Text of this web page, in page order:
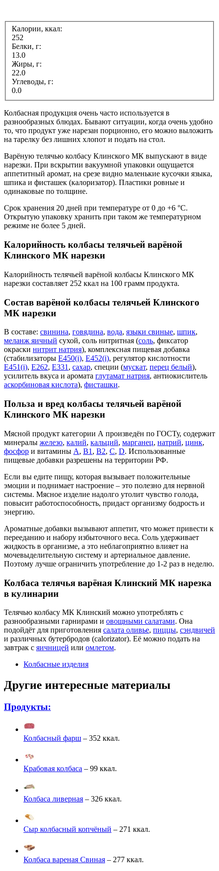
Калории, ккал:
252
Белки, г:
13.0
Жиры, г:
22.0
Углеводы, г:
0.0
Колбасная продукция очень часто используется в
разнообразных блюдах. Бывают ситуации, когда очень удобно
то, что продукт уже нарезан порционно, его можно выложить
на тарелку без лишних хлопот и подать на стол.
Варёную телячью колбасу Клинского МК выпускают в виде
нарезки. При вскрытии вакуумной упаковки ощущается
аппетитный аромат, на срезе видно маленькие кусочки языка,
шпика и фисташек (калоризатор). Пластики ровные и
одинаковые по толщине.
Срок хранения 20 дней при температуре от 0 до +6 °C.
Открытую упаковку хранить при таком же температурном
режиме не более 5 дней.
Калорийность колбасы телячьей варёной
Клинского МК нарезки
Калорийность телячьей варёной колбасы Клинского МК
нарезки составляет 252 ккал на 100 грамм продукта.
Состав варёной колбасы телячьей Клинского
МК нарезки
В составе: свинина, говядина, вода, языки свиные, шпик,
меланж яичный сухой, соль нитритная (соль, фиксатор
окраски нитрит натрия), комплексная пищевая добавка
(стабилизаторы Е450(i), Е452(i), регулятор кислотности
Е451(i), Е262, Е331 , сахар, специи (мускат, перец белый),
усилитель вкуса и аромата глутамат натрия, антиокислитель
аскорбиновая кислота), фисташки.
Польза и вред колбасы телячьей варёной
Клинского МК нарезки
Мясной продукт категории А произведён по ГОСТу, содержит
минералы железо, калий, кальций, марганец, натрий, цинк,
фосфор и витамины A, B1 , B2, C, D. Использованные
пищевые добавки разрешены на территории РФ.
Если вы едите пищу, которая вызывает положительные
эмоции и поднимает настроение – это полезно для нервной
системы. Мясное изделие надолго утолит чувство голода,
повысит работоспособность, придаст организму бодрость и
энергию.
Ароматные добавки вызывают аппетит, что может привести к
перееданию и набору избыточного веса. Соль удерживает
жидкость в организме, а это неблагоприятно влияет на
мочевыделительную систему и артериальное давление.
Поэтому лучше ограничить употребление до 1-2 раз в неделю.
Колбаса телячья варёная Клинский МК нарезка
в кулинарии
Телячью колбасу МК Клинский можно употреблять с
разнообразными гарнирами и овощными салатами. Она
подойдёт для приготовления салата оливье, пиццы, сэндвичей
и различных бутербродов (calorizator). Её можно подать на
завтрак с яичницей или омлетом.
Колбасные изделия
Другие интересные материалы
Продукты:
Колбасный фарш – 352 ккал.
Крабовая колбаса – 99 ккал.
Колбаса ливерная – 326 ккал.
Сыр колбасный копчёный – 271 ккал.
Колбаса вареная Свиная – 277 ккал.